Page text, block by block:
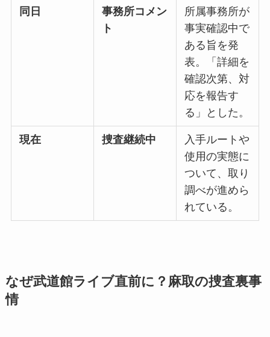
同日
事務所コメン
ト
所属事務所が
事実確認中で
ある旨を発
表。「詳細を
確認次第、対
応を報告す
る」とした。
現在 捜査継続中
入手ルートや
使用の実態に
ついて、取り
調べが進めら
れている。
なぜ武道館ライブ直前に？麻取の捜査裏事
情